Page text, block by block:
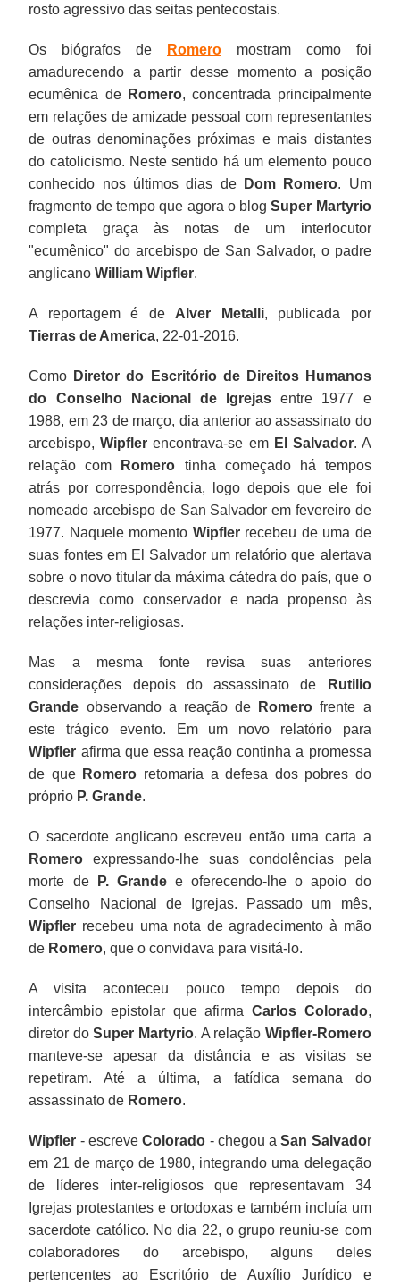
rosto agressivo das seitas pentecostais.
Os biógrafos de Romero mostram como foi
amadurecendo a partir desse momento a posição
ecumênica de Romero, concentrada principalmente
em relações de amizade pessoal com representantes
de outras denominações próximas e mais distantes
do catolicismo. Neste sentido há um elemento pouco
conhecido nos últimos dias de
Dom Romero. Um
fragmento de tempo que agora o blogSuper Martyrio
completa graça às notas de um interlocutor
"ecumênico" do arcebispo de San Salvador, o padre
anglicanoWilliam Wipfler.
A reportagem é de Alver Metalli, publicada por
Tierras de America, 22-01-2016.
Como Diretor do Escritório de Direitos Humanos
do Conselho Nacional de Igrejas entre 1977 e
1988, em 23 de março, dia anterior ao assassinato do
arcebispo,Wipfler encontrava-se em El Salvador. A
relação com
Romero tinha começado há tempos
atrás por correspondência, logo depois que ele foi
nomeado arcebispo de San Salvador em fevereiro de
1977. Naquele momento Wipflerrecebeu de uma de
suas fontes em El Salvador um relatório que alertava
sobre o novo titular da máxima cátedra do país, que o
descrevia como conservador e nada propenso às
relações inter-religiosas.
Mas a mesma fonte revisa suas anteriores
considerações depois do assassinato de
Rutilio
Grande observando a reação de Romero frente a
este trágico evento. Em um novo relatório para
Wipfler afirma que essa reação continha a promessa
de que Romero retomaria a defesa dos pobres do
próprio P. Grande.
O sacerdote anglicano escreveu então uma carta a
Romero expressando-lhe suas condolências pela
morte de
P. Grandee oferecendo-lhe o apoio do
Conselho Nacional de Igrejas. Passado um mês,
Wipfler recebeu uma nota de agradecimento à mão
de Romero, que o convidava para visitá-lo.
A visita aconteceu pouco tempo depois do
intercâmbio epistolar que afirma Carlos Colorado,
diretor doSuper Martyrio. A relação Wipfler-Romero
manteve-se apesar da distância e as visitas se
repetiram. Até a última, a fatídica semana do
assassinato de Romero.
Wipfler - escreveColorado - chegou aSan Salvador
em 21 de março de 1980, integrando uma delegação
de líderes inter-religiosos que representavam 34
Igrejas protestantes e ortodoxas e também incluía um
sacerdote católico. No dia 22, o grupo reuniu-se com
colaboradores do arcebispo, alguns deles
pertencentes ao Escritório de Auxílio Jurídico e